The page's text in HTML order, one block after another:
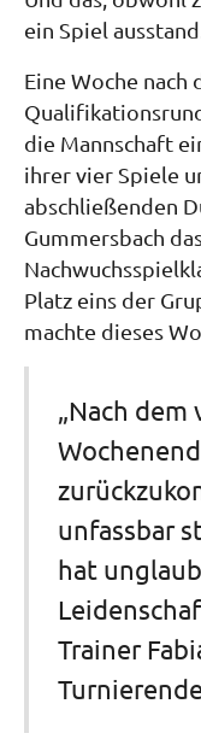
ein Spiel
Eine Woche
die Mannschaft
ihrer vier Spiele
abschließenden
Gummersbach
Platz eins der
machte dieses
„Nach dem
unfassbar
hat
Trainer